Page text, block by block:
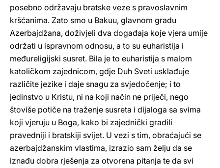
posebno održavaju bratske veze s pravoslavnim
kršćanima. Zato smo u Bakuu, glavnom gradu
Azerbajdžana, doživjeli dva događaja koje vjera umije
održati u ispravnom odnosu, a to su euharistija i
međureligijski susret. Bila je to euharistija s malom
katoličkom zajednicom, gdje Duh Sveti usklađuje
različite jezike i daje snagu za svjedočenje; i to
jedinstvo u Kristu, ni na koji način ne priječi, nego
štoviše potiče na traženje susreta i dijaloga sa svima
koji vjeruju u Boga, kako bi zajednički gradili
pravedniji i bratskiji svijet. U vezi s tim, obraćajući se
azerbajdžanskim vlastima, izrazio sam želju da se
iznađu dobra rješenja za otvorena pitanja te da svi